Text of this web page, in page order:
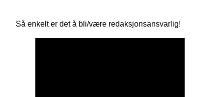
Så enkelt er det å bli/være redaksjonsansvarlig!